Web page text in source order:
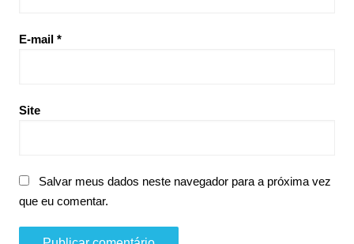
E-mail *
Site
Salvar meus dados neste navegador para a próxima vez
que eu comentar.